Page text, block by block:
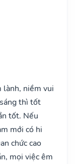
lành, niềm vui
thì tốt
tốt. Nếu
mới có hi
chức cao
mọi việc êm